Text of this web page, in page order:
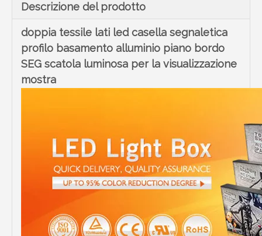
Descrizione del prodotto
doppia tessile lati led casella segnaletica
profilo basamento alluminio piano bordo
SEG scatola luminosa per la visualizzazione
mostra